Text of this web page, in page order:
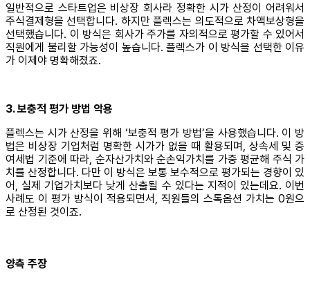
일반적으로 스타트업은 비상장 회사라 정확한 시가 산정이 어려워서
주식결제형을 선택합니다. 하지만 플렉스는 의도적으로 차액보상형을
선택했습니다. 이 방식은 회사가 주가를 자의적으로 평가할 수 있어서
직원에게 불리할 가능성이 높습니다. 플렉스가 이 방식을 선택한 이유
가 이제야 명확해졌죠.
3. 보충적 평가 방법 악용
플렉스는 시가 산정을 위해 ‘보충적 평가 방법’을 사용했습니다. 이 방
법은 비상장 기업처럼 명확한 시가가 없을 때 활용되며, 상속세 및 증
여세법 기준에 따라, 순자산가치와 순손익가치를 가중 평균해 주식 가
치를 산정합니다. 다만 이 방식은 보통 보수적으로 평가되는 경향이 있
어, 실제 기업가치보다 낮게 산출될 수 있다는 지적이 있는데요. 이번
사례도 이 평가 방식이 적용되면서, 직원들의 스톡옵션 가치는 0원으
로 산정된 것이죠.
양측 주장